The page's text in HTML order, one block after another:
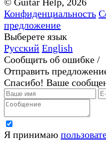
Конфиденциальность
предложение
Выберете язык
Русский English
Сообщить об ошибке /
Отправить
Спасибо! Ваше
Я принимаю